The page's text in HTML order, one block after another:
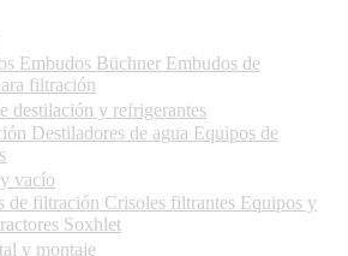
Embudos Büchner Embudos de
filtración
destilación y refrigerantes
Destiladores de agua Equipos de
vacío
de filtración Crisoles filtrantes Equipos y
Soxhlet
y montaje